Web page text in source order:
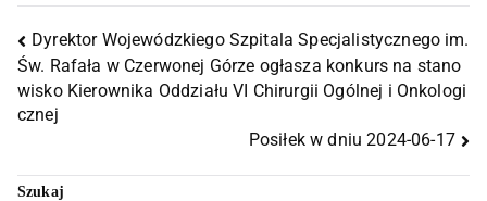
Dyrektor Wojewódzkiego Szpitala Specjalistycznego im.
Św. Rafała w Czerwonej Górze ogłasza konkurs na stano
wisko Kierownika Oddziału VI Chirurgii Ogólnej i Onkologi
cznej
Posiłek w dniu 2024-06-17
Szukaj